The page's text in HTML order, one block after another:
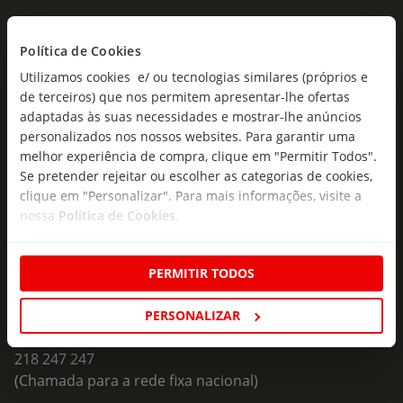
Política de Cookies
Utilizamos cookies e/ ou tecnologias similares (próprios e
de terceiros) que nos permitem apresentar-lhe ofertas
adaptadas às suas necessidades e mostrar-lhe anúncios
personalizados nos nossos websites. Para garantir uma
melhor experiência de compra, clique em "Permitir Todos".
Se pretender rejeitar ou escolher as categorias de cookies,
clique em "Personalizar". Para mais informações, visite a
nossa Política de Cookies.
PERMITIR TODOS
PERSONALIZAR
As novidades mais frescas no
seu e-mail!
Subscreva e descubra campanhas exclusivas,
ofertas e novidades para si.
Insira o seu e-
mail
Subscrever
Fale Connosco
Formulário de Contacto
218 247 247
(Chamada para a rede fixa nacional)